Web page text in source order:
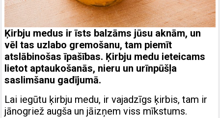
Ķirbju medus ir īsts balzāms jūsu aknām, un
vēl tas uzlabo gremošanu, tam piemīt
atslābinošas īpašības. Ķirbju medu ieteicams
lietot aptaukošanās, nieru un urīnpūšļa
saslimšanu gadījumā.
Lai iegūtu ķirbju medu, ir vajadzīgs ķirbis, tam ir
jānogriež augša un jāizņem viss mīkstums.